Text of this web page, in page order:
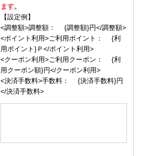
ます。
【設定例】
<調整額>調整額： {調整額}円</調整額>
<ポイント利用>ご利用ポイント： {利
用ポイント}Ｐ</ポイント利用>
<クーポン利用>ご利用クーポン： {利
用クーポン額}円</クーポン利用>
<決済手数料>手数料： {決済手数料}円
</決済手数料>